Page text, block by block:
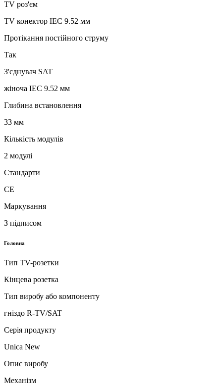
TV роз'єм
TV конектор IEC 9.52 мм
Протікання постійного струму
Так
З'єднувач SAT
жіноча IEC 9.52 мм
Глибина встановлення
33 мм
Кількість модулів
2 модулі
Стандарти
CE
Маркування
З підписом
Головна
Тип TV-розетки
Кінцева розетка
Тип виробу або компоненту
гніздо R-TV/SAT
Серія продукту
Unica New
Опис виробу
Механізм